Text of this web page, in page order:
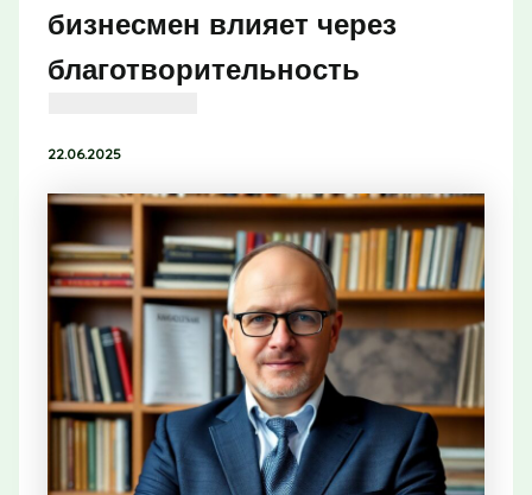
бизнесмен влияет через
благотворительность
22.06.2025